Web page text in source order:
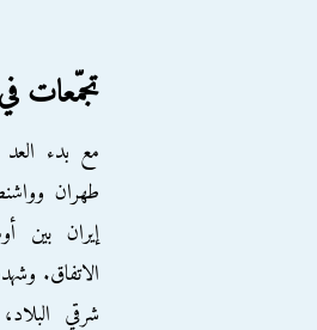
تجمّعات
مع بدء العد
طهران
إيران بين
الاتفاق.
شرقي